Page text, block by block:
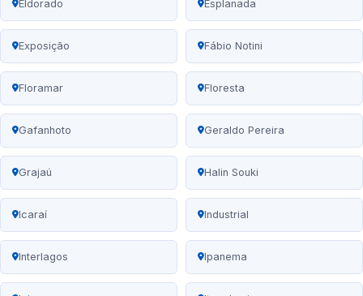
Eldorado Esplanada
Exposição Fábio Notini
Floramar Floresta
Gafanhoto Geraldo Pereira
Grajaú Halin Souki
Icaraí Industrial
Interlagos Ipanema